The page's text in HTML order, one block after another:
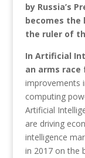
by Russia’s
becomes the
the ruler of
In Artificial
an arms race
improvements
computing
Artificial
are driving
intelligence
in 2017 on the